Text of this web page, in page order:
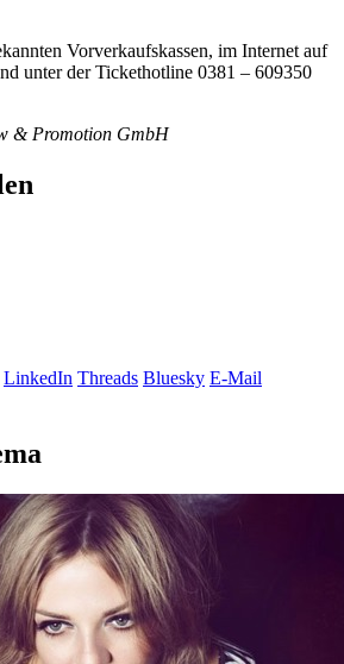
Vorverkaufskassen, im Internet auf
unter der Tickethotline 0381 – 609350
& Promotion GmbH
LinkedIn Threads Bluesky E-Mail